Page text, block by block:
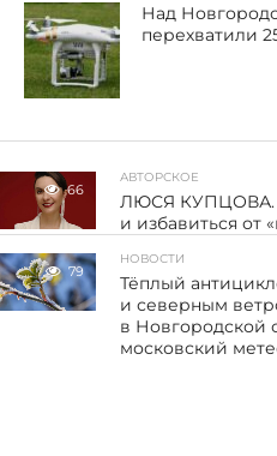
Над
перехватили
66
АВТОРСКОЕ
ЛЮСЯ КУПЦОВА.
и избавиться от
79
НОВОСТИ
Тёплый
и северным
в Новгородской
московский